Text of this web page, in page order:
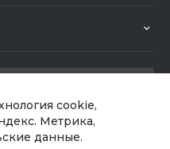
cookie,
Метрика,
данные.